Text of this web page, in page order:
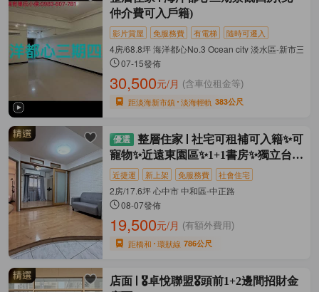
仲介費可入戶籍)
影片賞屋 免服務費 有電梯 隨時可遷入
4房/68.8坪 海洋都心No.3 Ocean city 淡水區-新市三路
07-15發佈
30,500元/月 (含車位租金等)
距淡海新市鎮 淡海輕軌 383公尺
整層住家
社宅可租補可入籍✨可
寵物✨近遠東園區✨1+1書房✨獨立台水
電
近捷運 新上架 免服務費 社會住宅
2房/17.6坪 心中市 中和區-中正路
08-07發佈
19,500元/月 (有額外費用)
距橋和 環狀線 786公尺
店面
🎖卓悅聯盟🎖頭前1+2邊間招財金